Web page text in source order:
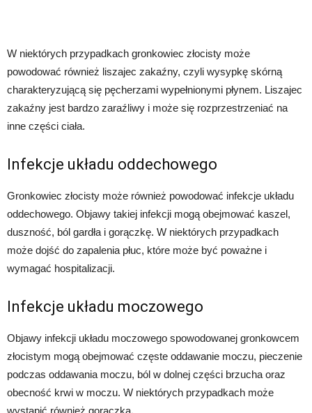
W niektórych przypadkach gronkowiec złocisty może
powodować również liszajec zakaźny, czyli wysypkę skórną
charakteryzującą się pęcherzami wypełnionymi płynem. Liszajec
zakaźny jest bardzo zaraźliwy i może się rozprzestrzeniać na
inne części ciała.
Infekcje układu oddechowego
Gronkowiec złocisty może również powodować infekcje układu
oddechowego. Objawy takiej infekcji mogą obejmować kaszel,
duszność, ból gardła i gorączkę. W niektórych przypadkach
może dojść do zapalenia płuc, które może być poważne i
wymagać hospitalizacji.
Infekcje układu moczowego
Objawy infekcji układu moczowego spowodowanej gronkowcem
złocistym mogą obejmować częste oddawanie moczu, pieczenie
podczas oddawania moczu, ból w dolnej części brzucha oraz
obecność krwi w moczu. W niektórych przypadkach może
wystąpić również gorączka.